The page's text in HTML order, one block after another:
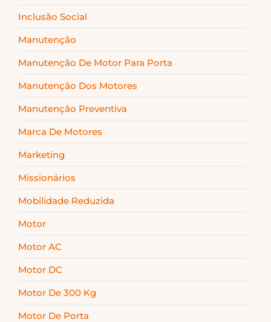
Inclusão Social
Manutenção
Manutenção De Motor Para Porta
Manutenção Dos Motores
Manutenção Preventiva
Marca De Motores
Marketing
Missionários
Mobilidade Reduzida
Motor
Motor AC
Motor DC
Motor De 300 Kg
Motor De Porta